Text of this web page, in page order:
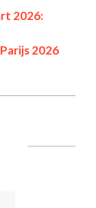
2026:
2026